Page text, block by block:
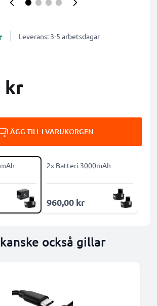
Leverans: 3-5 arbetsdagar
kr
LÄGG TILL I VARUKORGEN
2x Batteri 3000mAh
960,00 kr
också gillar